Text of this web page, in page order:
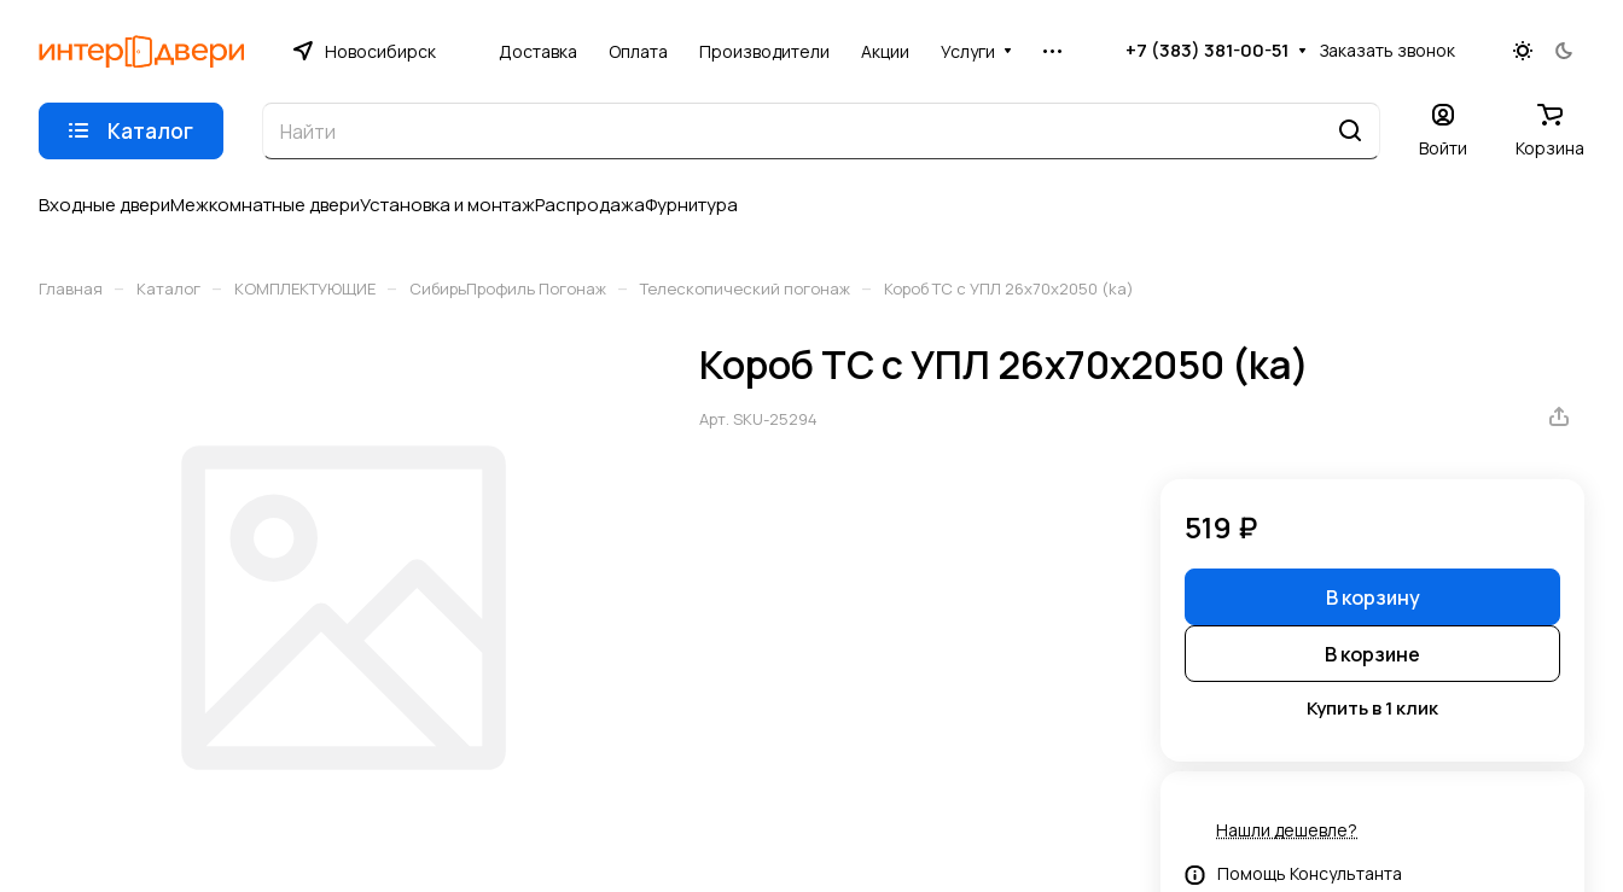
Новосибирск Доставка Оплата Производители Акции Услуги +7 (383) 381-00-51 Заказать звонок
Каталог
Войти Корзина
Входные двериМежкомнатные двериУстановка и монтажРаспродажаФурнитура
Главная – Каталог – КОМПЛЕКТУЮЩИЕ – СибирьПрофиль Погонаж – Телескопический погонаж – Короб ТС с УПЛ 26х70х2050 (ka)
Короб ТС с УПЛ 26х70х2050 (ka)
Арт. SKU-25294
519 ₽
В корзину
В корзине
Купить в 1 клик
Нашли дешевле?
Помощь Консультанта